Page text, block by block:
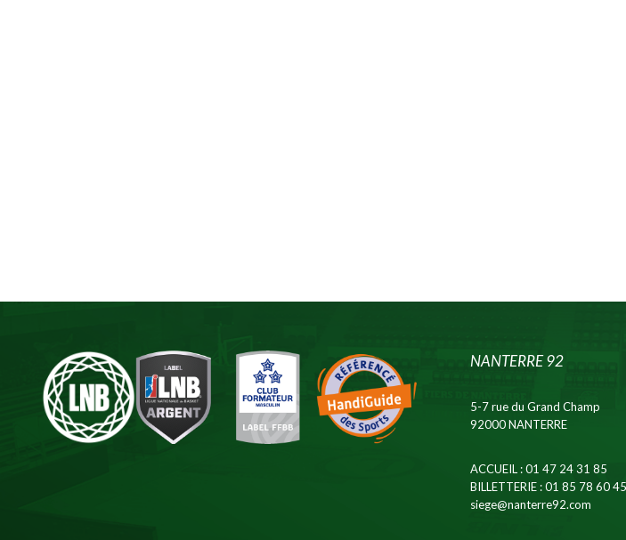
NANTERRE 92
5-7 rue du Grand Champ
92000 NANTERRE
ACCUEIL : 01 47 24 31 85
BILLETTERIE : 01 85 78 60 45
siege@nanterre92.com